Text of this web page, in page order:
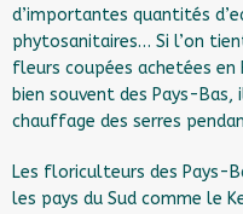
d’importantes quantités
phytosanitaires… Si l’on
fleurs coupées achetées en
bien souvent des Pays-
chauffage des serres
Les floriculteurs des Pays-
les pays du Sud comme le